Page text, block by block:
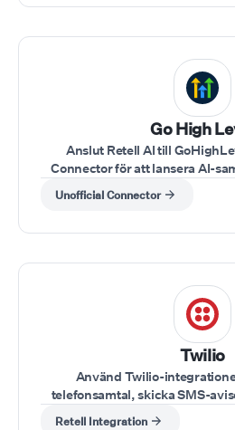
⁠Go High
Anslut Retell AI till
Connector för att lansera AI-
synka CRM-aktivitet direkt
Unofficial Connector
Twilio
Använd Twilio-
telefonsamtal, skicka SMS-
kundinteraktioner
Retell Integration